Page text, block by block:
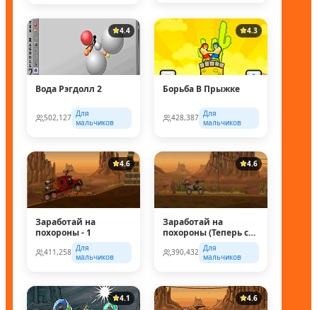
4.4
Вода Рэгдолл 2
502,127 Для
мальчиков
4.3
Борьба В Прыжке
428,387 Для
мальчиков
4.6
Заработай на
похороны - 1
411,258 Для
мальчиков
4.6
Заработай на
похороны (Теперь с
супер колесом!)
390,432 Для
мальчиков
4.1 4.6